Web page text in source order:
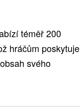
téměř 200
hráčům poskytuje
svého